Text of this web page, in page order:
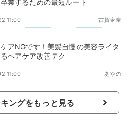
業するための最短ルート
古賀令奈
11:00
アNGです！美髪自慢の美容ライタ
ヘアケア改善テク
あやの
11:00
ングをもっと見る